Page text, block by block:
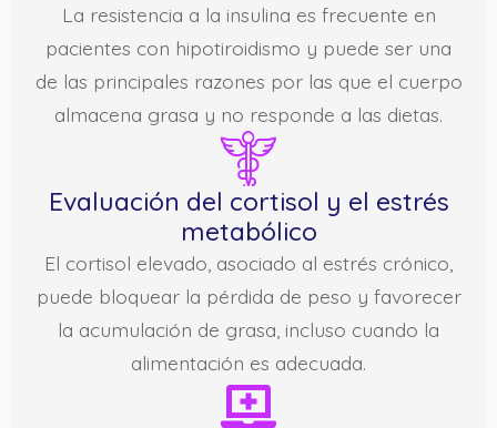
La resistencia a la insulina es frecuente en
pacientes con hipotiroidismo y puede ser una
de las principales razones por las que el cuerpo
almacena grasa y no responde a las dietas.
Evaluación del cortisol y el estrés
metabólico
El cortisol elevado, asociado al estrés crónico,
puede bloquear la pérdida de peso y favorecer
la acumulación de grasa, incluso cuando la
alimentación es adecuada.